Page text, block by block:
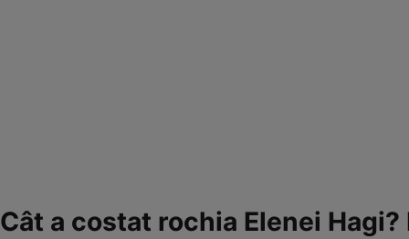
Cât a costat rochia Elenei Hagi?